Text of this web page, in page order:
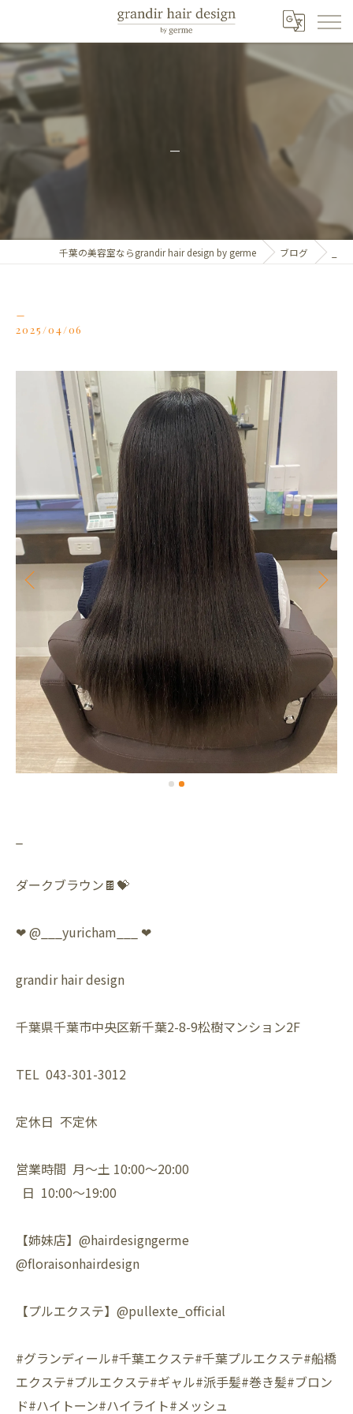
千葉の美容室ならgrandir hair design by germe ブログ
2025/04/06
ダークブラウン🍫💝
❤︎ @___yuricham___ ❤︎
grandir hair design
千葉県千葉市中央区新千葉2-8-9松樹マンション2F
TEL 043-301-3012
定休日 不定休
営業時間 月〜土 10:00〜20:00
日 10:00〜19:00
【姉妹店】@hairdesigngerme
@floraisonhairdesign
【プルエクステ】@pullexte_official
#グランディール#千葉エクステ#千葉プルエクステ#船橋
エクステ#プルエクステ#ギャル#派手髪#巻き髪#ブロン
ド#ハイトーン#ハイライト#メッシュ